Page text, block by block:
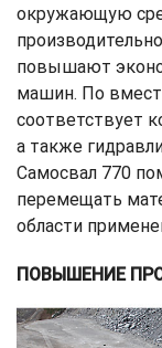
окружающую
повышают
машин. По
соответствует
а также
Самосвал 770
перемещать
области
ПОВЫШЕНИЕ